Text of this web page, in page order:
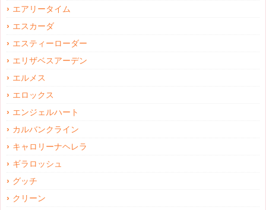
エアリータイム
エスカーダ
エスティーローダー
エリザベスアーデン
エルメス
エロックス
エンジェルハート
カルバンクライン
キャロリーナヘレラ
ギラロッシュ
グッチ
クリーン